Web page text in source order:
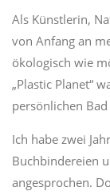
Als Künstlerin,
von Anfang an
ökologisch wie
„Plastic Planet“
persönlichen
Ich habe zwei
Buchbindereien
angesprochen.